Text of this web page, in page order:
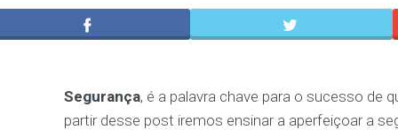
Segurança, é a palavra chave para o sucesso de
partir desse post iremos ensinar a aperfeiçoar a